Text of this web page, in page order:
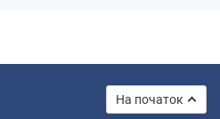
На початок